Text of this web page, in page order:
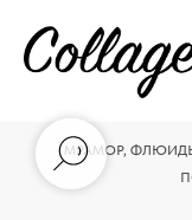
МРАМОР,